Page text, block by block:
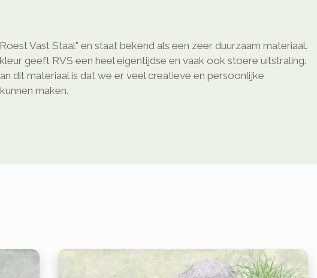
Vast Staal” en staat bekend als een zeer duurzaam materiaal.
geeft RVS een heel eigentijdse en vaak ook stoere uitstraling.
dit materiaal is dat we er veel creatieve en persoonlijke
maken.